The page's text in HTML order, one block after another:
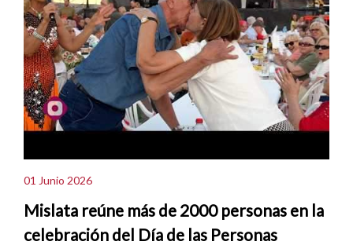
01 Junio 2026
Mislata reúne más de 2000 personas en la
celebración del Día de las Personas